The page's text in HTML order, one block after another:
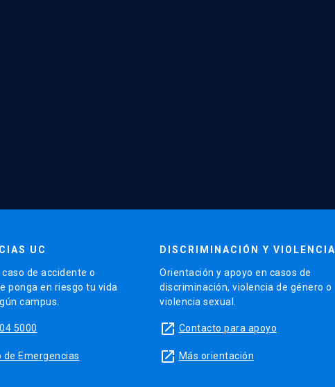
UC
de accidente o
ponga en riesgo tu vida
campus.
5000
de Emergencias
DISCRIMINACIÓN Y VIOLENCIA
Orientación y apoyo en casos de
discriminación, violencia de género o
violencia sexual.
launch Contacto para apoyo
launch Más orientación